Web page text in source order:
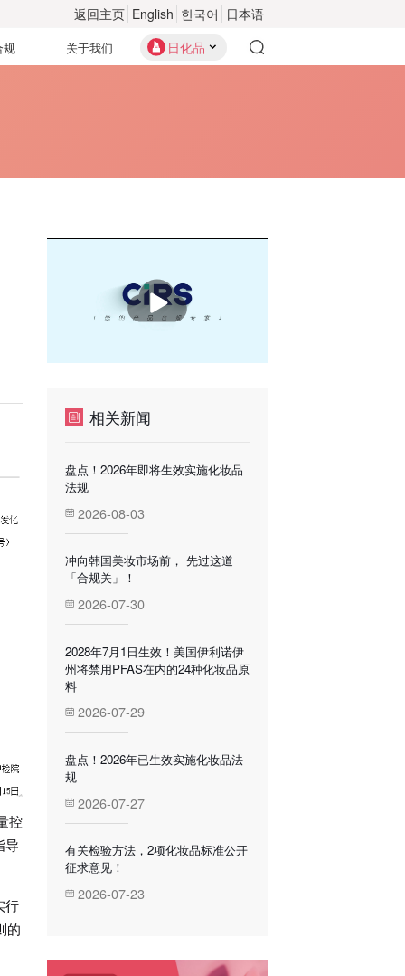
返回主页 English 한국어 日本语
规 关于我们 日化品
控
导
行
的
播
放
相关新闻
盘点！2026年即将生效实施化妆品
法规
2026-08-03
冲向韩国美妆市场前， 先过这道
「合规关」！
2026-07-30
2028年7月1日生效！美国伊利诺伊
州将禁用PFAS在内的24种化妆品原
料
2026-07-29
盘点！2026年已生效实施化妆品法
规
2026-07-27
有关检验方法，2项化妆品标准公开
征求意见！
2026-07-23